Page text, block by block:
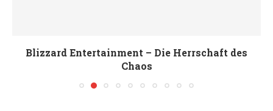
Blizzard Entertainment – Die Herrschaft des
Chaos